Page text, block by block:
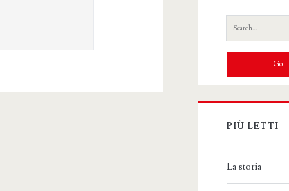
Search
for:
PIÙ LETTI
La storia